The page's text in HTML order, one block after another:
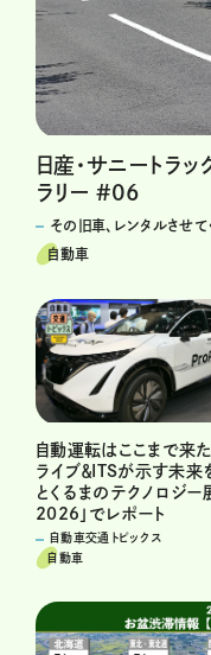
日産・サニートラ
ラリー #06
その旧車、レンタルさせて
自動車
自動運転はここまで来た
ライブ＆ITSが示す未来
とくるまのテクノロジー
2026」でレポート
自動車交通トピックス
自動車